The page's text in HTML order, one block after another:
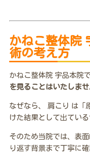
かねこ整体院
術の考え方
かねこ整体院 宇品本院
を見ることはいたしませ
なぜなら、 肩こり は「
けた結果として出ている
そのため当院では、表
り返す背景まで丁寧に確